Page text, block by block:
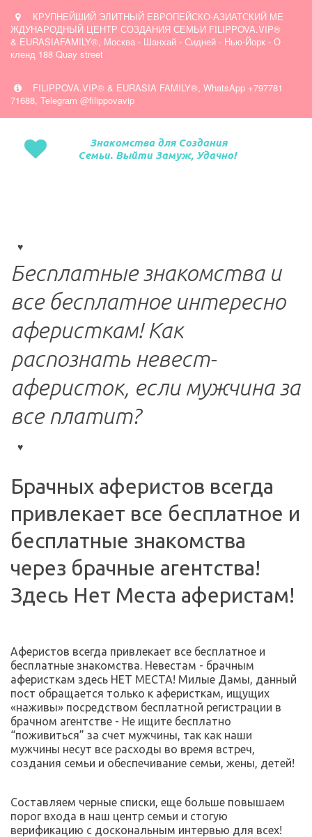
КРУПНЕЙШИЙ ЭЛИТНЫЙ ЕВРОПЕЙСКО-АЗИАТСКИЙ МЕ
ЖДУНАРОДНЫЙ ЦЕНТР СОЗДАНИЯ СЕМЬИ FILIPPOVA.VIP®
& EURASIAFAMILY®, Москва - Шанхай - Сидней - Нью-Йорк - О
кленд 188 Quay street
FILIPPOVA.VIP® & EURASIA FAMILY®, WhatsApp +797781
71688, Telegram @filippovavip
Знакомства для Создания
Семьи. Выйти Замуж, Удачно!
Бесплатные знакомства и
все бесплатное интересно
аферисткам! Как
распознать невест-
аферисток, если мужчина за
все платит?
Брачных аферистов всегда
привлекает все бесплатное и
бесплатные знакомства
через брачные агентства!
Здесь Нет Места аферистам!
Аферистов всегда привлекает все бесплатное и
бесплатные знакомства. Невестам - брачным
аферисткам здесь НЕТ МЕСТА! Милые Дамы, данный
пост обращается только к аферисткам, ищущих
«наживы» посредством бесплатной регистрации в
брачном агентстве - Не ищите бесплатно
“поживиться” за счет мужчины, так как наши
мужчины несут все расходы во время встреч,
создания семьи и обеспечивание семьи, жены, детей!
Составляем черные списки, еще больше повышаем
порог входа в наш центр семьи и стогую
верификацию с доскональным интервью для всех!